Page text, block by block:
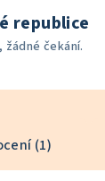
republice
žádné čekání.
(1)